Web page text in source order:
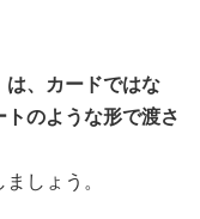
は、カードではな
のような形で渡さ
しょう。